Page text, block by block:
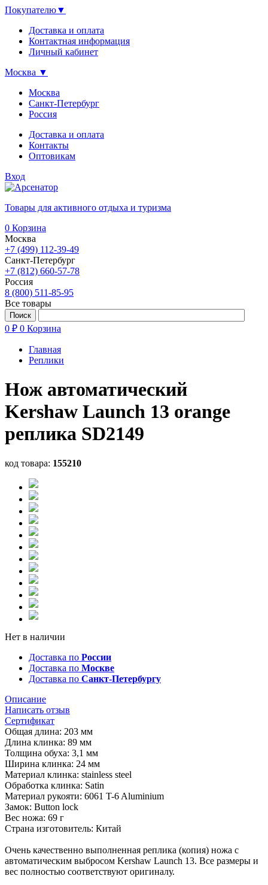
Покупателю▼
Доставка и оплата
Контактная информация
Личный кабинет
Москва ▼
Москва
Санкт-Петербург
Россия
Доставка и оплата
Контакты
Оптовикам
Вход
Товары для активного отдыха и туризма
0 Корзина
Москва
+7 (499) 112-39-49
Санкт-Петербург
+7 (812) 660-57-78
Россия
8 (800) 511-85-95
Все товары
0 ₽ 0 Корзина
Главная
Реплики
Нож автоматический
Kershaw Launch 13 orange
реплика SD2149
код товара: 155210
Нет в наличии
Доставка по России
Доставка по Москве
Доставка по Санкт-Петербургу
Описание
Написать отзыв
Сертификат
Общая длина: 203 мм
Длина клинка: 89 мм
Толщина обуха: 3,1 мм
Ширина клинка: 24 мм
Материал клинка: stainless steel
Обработка клинка: Satin
Материал рукояти: 6061 T-6 Aluminium
Замок: Button lock
Вес ножа: 69 г
Страна изготовитель: Китай
Очень качественно выполненная реплика (копия) ножа с
автоматическим выбросом Kershaw Launch 13. Все размеры и
вес полностью соответствуют оригиналу.